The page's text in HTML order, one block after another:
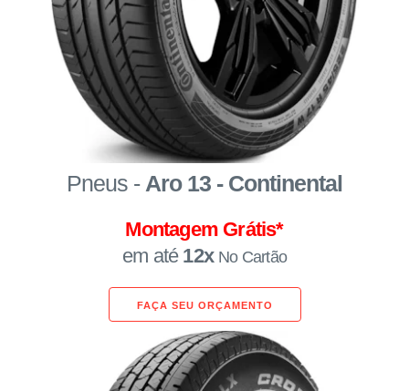
Pneus - Aro 13 - Continental
Montagem Grátis*
em até 12x No Cartão
FAÇA SEU ORÇAMENTO